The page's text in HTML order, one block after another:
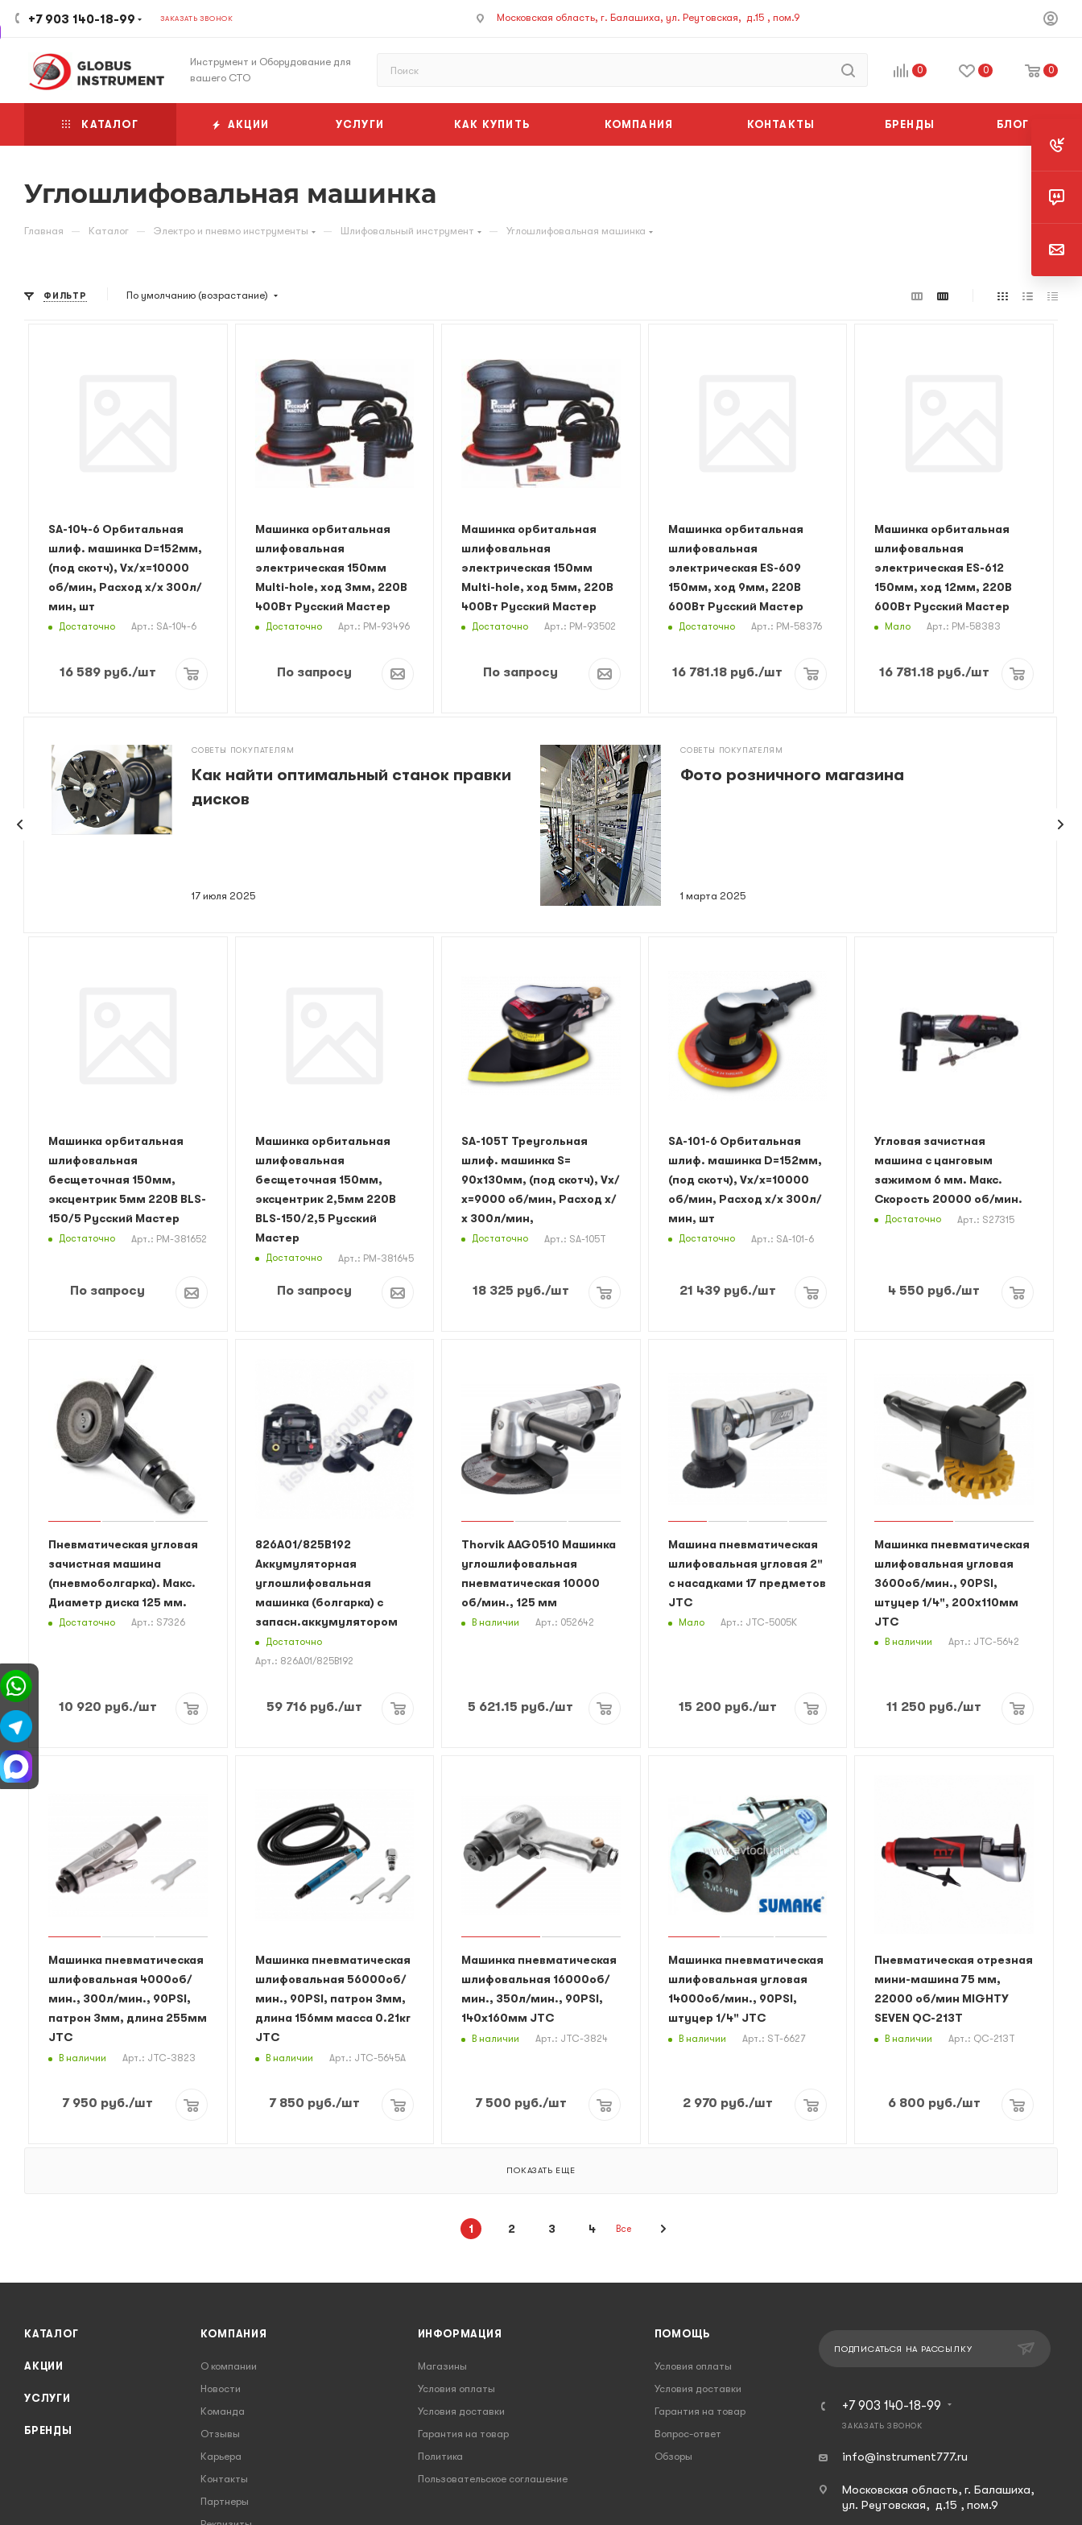
+7 903 140-18-99 ЗАКАЗАТЬ ЗВОНОК Московская область, г. Балашиха, ул. Реутовская, д.15 , пом.9
Инструмент и Оборудование для
вашего СТО
0 0 0
КАТАЛОГ АКЦИИ УСЛУГИ КАК КУПИТЬ КОМПАНИЯ КОНТАКТЫ БРЕНДЫ БЛОГ
Углошлифовальная машинка
Главная — Каталог — Электро и пневмо инструменты — Шлифовальный инструмент — Углошлифовальная машинка
ФИЛЬТР По умолчанию (возрастание)
SA-104-6 Орбитальная
шлиф. машинка D=152мм,
(под скотч), Vх/х=10000
об/мин, Расход х/х 300л/
мин, шт
Достаточно Арт.: SA-104-6
16 589руб./шт
Машинка орбитальная
шлифовальная
электрическая 150мм
Multi-hole, ход 3мм, 220В
400Вт Русский Мастер
Достаточно Арт.: РМ-93496
По запросу
Машинка орбитальная
шлифовальная
электрическая 150мм
Multi-hole, ход 5мм, 220В
400Вт Русский Мастер
Достаточно Арт.: РМ-93502
По запросу
Машинка орбитальная
шлифовальная
электрическая ES-609
150мм, ход 9мм, 220В
600Вт Русский Мастер
Достаточно Арт.: РМ-58376
16 781.18 руб./шт
Машинка орбитальная
шлифовальная
электрическая ES-612
150мм, ход 12мм, 220В
600Вт Русский Мастер
Мало Арт.: РМ-58383
16 781.18руб./шт
СОВЕТЫ ПОКУПАТЕЛЯМ
17 июля 2025
Как найти оптимальный станок правки
дисков
СОВЕТЫ ПОКУПАТЕЛЯМ
1 марта 2025
Фото розничного магазина
Машинка орбитальная
шлифовальная
бесщеточная 150мм,
эксцентрик 5мм 220В BLS-
150/5 Русский Мастер
Достаточно Арт.: РМ-381652
По запросу
Машинка орбитальная
шлифовальная
бесщеточная 150мм,
эксцентрик 2,5мм 220В
BLS-150/2,5 Русский
Мастер
Достаточно Арт.: РМ-381645
По запросу
SA-105T Треугольная
шлиф. машинка S=
90х130мм, (под скотч), Vх/
х=9000 об/мин, Расход х/
х 300л/мин,
Достаточно Арт.: SA-105T
18 325 руб./шт
SA-101-6 Орбитальная
шлиф. машинка D=152мм,
(под скотч), Vх/х=10000
об/мин, Расход х/х 300л/
мин, шт
Достаточно Арт.: SA-101-6
21 439руб./шт
Угловая зачистная
машина с цанговым
зажимом 6 мм. Макс.
Скорость 20000 об/мин.
Достаточно Арт.: S27315
4 550 руб./шт
Пневматическая угловая
зачистная машина
(пневмоболгарка). Макс.
Диаметр диска 125 мм.
Достаточно Арт.: S7326
10 920 руб./шт
826A01/825B192
Аккумуляторная
углошлифовальная
машинка (болгарка) с
запасн.аккумулятором
Достаточно
Арт.: 826A01/825B192
59 716руб./шт
Thorvik AAG0510 Машинка
углошлифовальная
пневматическая 10000
об/мин., 125 мм
В наличии Арт.: 052642
5 621.15 руб./шт
Машина пневматическая
шлифовальная угловая 2"
с насадками 17 предметов
JTC
Мало Арт.: JTC-5005K
15 200 руб./шт
Машинка пневматическая
шлифовальная угловая
3600об/мин., 90PSI,
штуцер 1/4", 200х110мм
JTC
В наличии Арт.: JTC-5642
11 250 руб./шт
Машинка пневматическая
шлифовальная 4000об/
мин., 300л/мин., 90PSI,
патрон 3мм, длина 255мм
JTC
В наличии Арт.: JTC-3823
7 950 руб./шт
Машинка пневматическая
шлифовальная 56000об/
мин., 90PSI, патрон 3мм,
длина 156мм масса 0.21кг
JTC
В наличии Арт.: JTC-5645A
7 850 руб./шт
Машинка пневматическая
шлифовальная 16000об/
мин., 350л/мин., 90PSI,
140х160мм JTC
В наличии Арт.: JTC-3824
7 500 руб./шт
Машинка пневматическая
шлифовальная угловая
14000об/мин., 90PSI,
штуцер 1/4" JTC
В наличии Арт.: ST-6627
2 970 руб./шт
Пневматическая отрезная
мини-машина 75 мм,
22000 об/мин MIGHTY
SEVEN QC-213T
В наличии Арт.: QC-213T
6 800 руб./шт
ПОКАЗАТЬ ЕЩЕ
1 2 3 4 Все
КАТАЛОГ
АКЦИИ
УСЛУГИ
БРЕНДЫ
КОМПАНИЯ
О компании
Новости
Команда
Отзывы
Карьера
Контакты
Партнеры
ИНФОРМАЦИЯ
Магазины
Условия оплаты
Условия доставки
Гарантия на товар
Политика
Пользовательское соглашение
ПОМОЩЬ
Условия оплаты
Условия доставки
Гарантия на товар
Вопрос-ответ
Обзоры
ПОДПИСАТЬСЯ НА РАССЫЛКУ
+7 903 140-18-99
ЗАКАЗАТЬ ЗВОНОК
info@instrument777.ru
Московская область, г. Балашиха,
ул. Реутовская, д.15 , пом.9